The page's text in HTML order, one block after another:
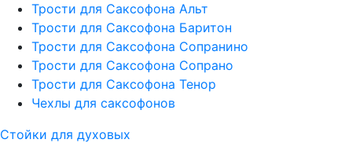
Трости для Саксофона Альт
Трости для Саксофона Баритон
Трости для Саксофона Сопранино
Трости для Саксофона Сопрано
Трости для Саксофона Тенор
Чехлы для саксофонов
Стойки для духовых